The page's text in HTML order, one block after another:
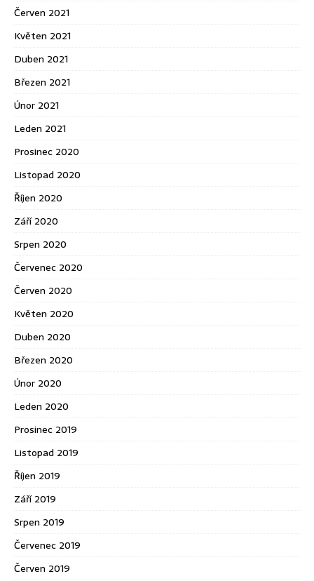
Červen 2021
Květen 2021
Duben 2021
Březen 2021
Únor 2021
Leden 2021
Prosinec 2020
Listopad 2020
Říjen 2020
Září 2020
Srpen 2020
Červenec 2020
Červen 2020
Květen 2020
Duben 2020
Březen 2020
Únor 2020
Leden 2020
Prosinec 2019
Listopad 2019
Říjen 2019
Září 2019
Srpen 2019
Červenec 2019
Červen 2019